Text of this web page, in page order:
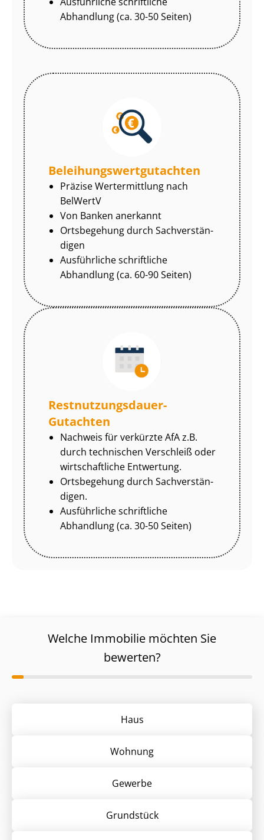
Abhandlung (ca. 30-50 Seiten)
Be­lei­hungs­wert­gut­ach­ten
Präzise Wertermittlung nach
BelWertV
Von Banken anerkannt
Ortsbegehung durch Sach­ver­stän­
di­gen
Ausführliche schriftliche
Abhandlung (ca. 60-90 Seiten)
Rest­nut­zungs­dau­er-
Gutachten
Nachweis für verkürzte AfA z.B.
durch technischen Verschleiß oder
wirtschaftliche Entwertung.
Ortsbegehung durch Sach­ver­stän­
di­gen.
Ausführliche schriftliche
Abhandlung (ca. 30-50 Seiten)
Welche Immobilie möchten Sie
bewerten?
Haus
Wohnung
Gewerbe
Grund­stück